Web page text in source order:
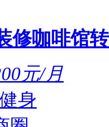
修咖啡馆
元/月